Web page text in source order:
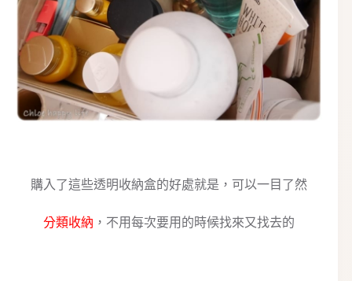
購入了這些透明收納盒的好處就是，可以一目了然
分類收納 ，不用每次要用的時候找來又找去的